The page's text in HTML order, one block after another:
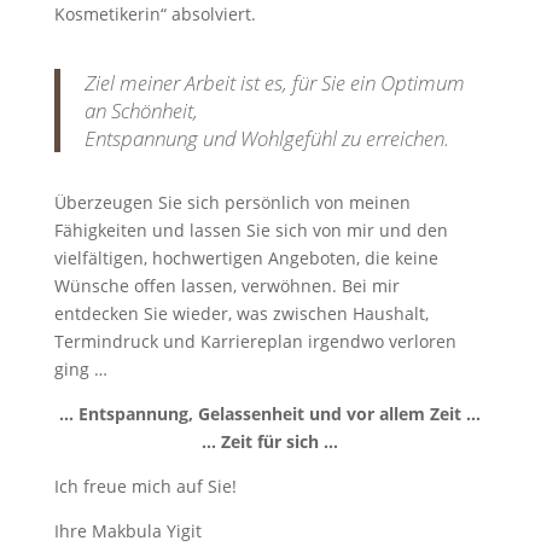
Kosmetikerin“ absolviert.
Ziel meiner Arbeit ist es, für Sie ein Optimum
an Schönheit,
Entspannung und Wohlgefühl zu erreichen.
Überzeugen Sie sich persönlich von meinen
Fähigkeiten und lassen Sie sich von mir und den
vielfältigen, hochwertigen Angeboten, die keine
Wünsche offen lassen, verwöhnen. Bei mir
entdecken Sie wieder, was zwischen Haushalt,
Termindruck und Karriereplan irgendwo verloren
ging …
… Entspannung, Gelassenheit und vor allem Zeit …
… Zeit für sich …
Ich freue mich auf Sie!
Ihre Makbula Yigit